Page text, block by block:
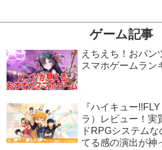
ゲーム記事
えちえち！おパン
スマホゲームラン
『ハイキュー
ラ）レビュー！実
ドRPGシステム
てる感の演出が神